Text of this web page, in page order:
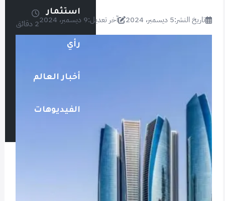
استثمار
رأي
أخبار العالم
الفيديوهات
تاريخ النشر:5 ديسمبر، 2024 آخر تعديل:9 ديسمبر، 2024 2 دقائق